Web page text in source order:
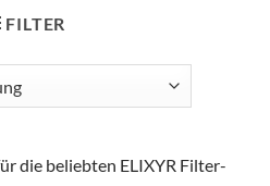
FILTER
die beliebten ELIXYR Filter-